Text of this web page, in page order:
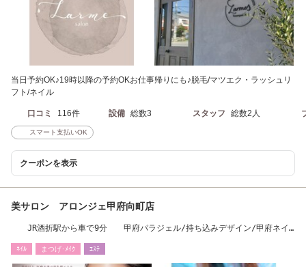
当日予約OK♪19時以降の予約OKお仕事帰りにも♪脱毛/マツエク・ラッシュリ
フト/ネイル
口コミ 116件 設備 総数3 スタッフ 総数2人
スマート支払いOK
クーポンを表示
美サロン アロンジェ甲府向町店
JR酒折駅から車で9分 甲府パラジェル/持ち込みデザイン/甲府ネイ
ﾈｲﾙ まつげ･ﾒｲｸ ｴｽﾃ